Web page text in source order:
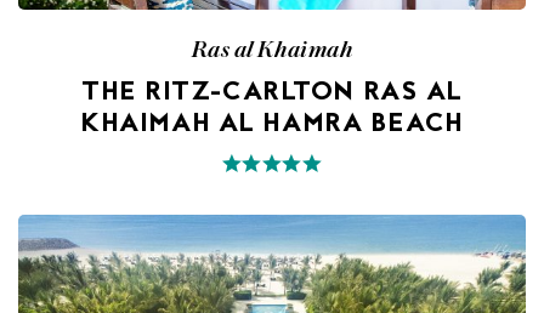
Ras al Khaimah
THE RITZ-CARLTON RAS AL
KHAIMAH AL HAMRA BEACH